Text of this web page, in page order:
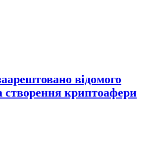
відомого
створення криптоафери